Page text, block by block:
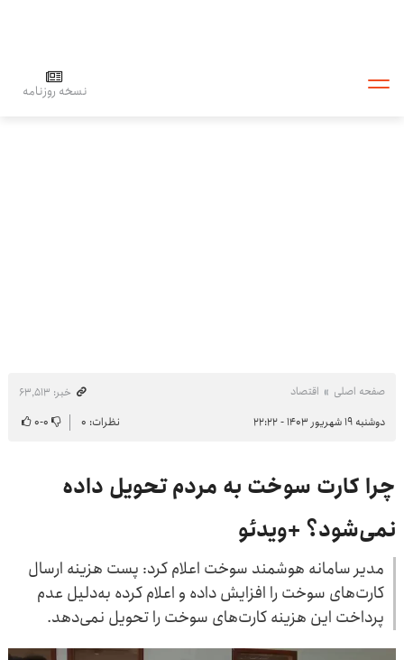
نسخه روزنامه
صفحه اصلی اقتصاد
خبر: ۶۳٬۵۱۳
دوشنبه ۱۹ شهریور ۱۴۰۳ - ۲۲:۲۲
نظرات: ۰ ۰-۰
چرا کارت سوخت به مردم تحویل داده
نمی‌شود؟ +ویدئو
مدیر سامانه هوشمند سوخت اعلام کرد: پست هزینه ارسال
کارت‌های سوخت را افزایش داده و اعلام کرده به‌دلیل عدم
پرداخت این هزینه کارت‌های سوخت را تحویل نمی‌دهد.